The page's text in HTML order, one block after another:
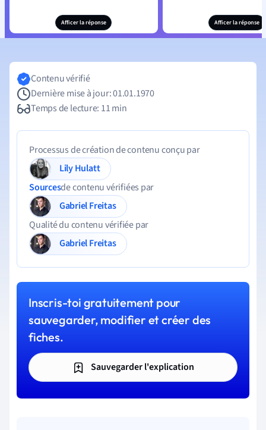
Afficer la réponse Afficer la réponse
Contenu vérifié
Dernière mise à jour: 01.01.1970
Temps de lecture: 11 min
Processus de création de contenu conçu par
Lily Hulatt
Sourcesde contenu vérifiées par
Gabriel Freitas
Qualité du contenu vérifiée par
Gabriel Freitas
Inscris-toi gratuitement pour
sauvegarder, modifier et créer des
fiches.
Sauvegarder l'explication